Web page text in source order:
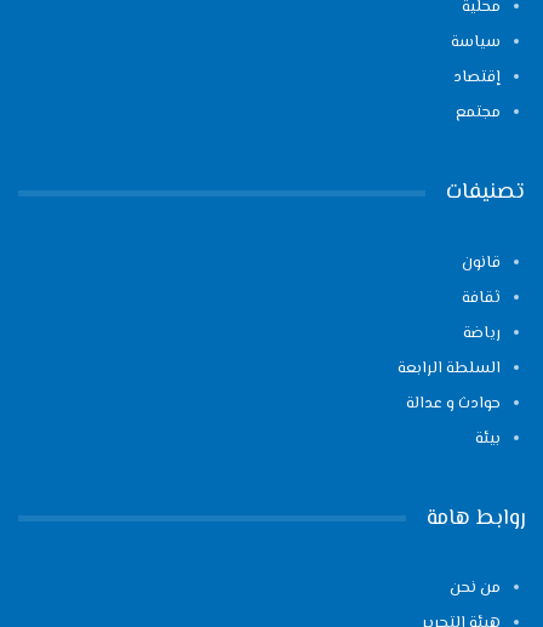
محلية
سياسة
إقتصاد
مجتمع
تصنيفات
قانون
ثقافة
رياضة
السلطة الرابعة
حوادث و عدالة
بيئة
روابط هامة
من نحن